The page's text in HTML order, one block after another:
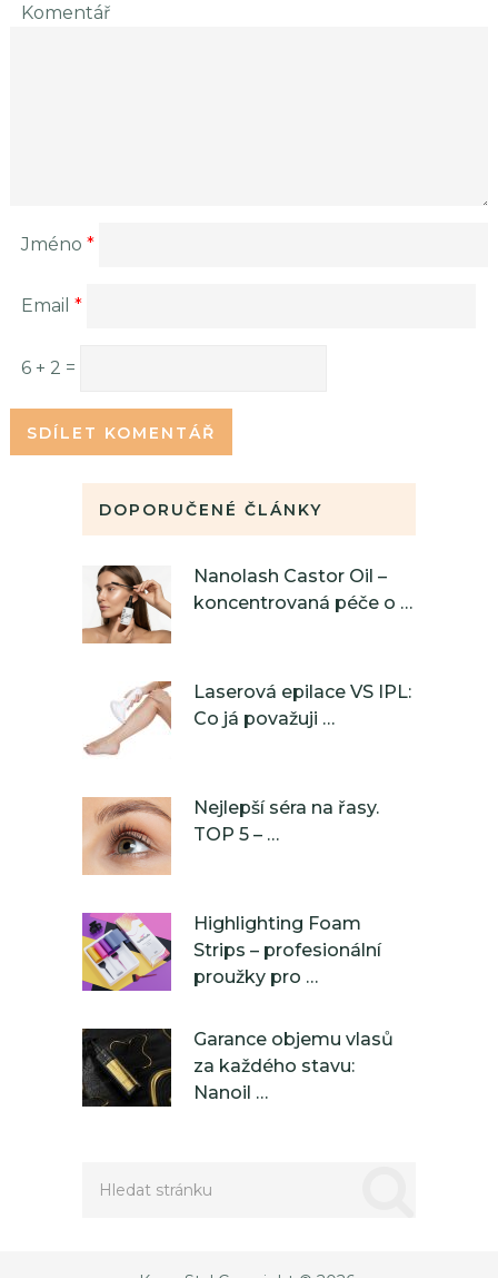
Komentář
Jméno *
Email *
6 + 2 =
DOPORUČENÉ ČLÁNKY
Nanolash Castor Oil –
koncentrovaná péče o …
Laserová epilace VS IPL:
Co já považuji …
Nejlepší séra na řasy.
TOP 5 – …
Highlighting Foam
Strips – profesionální
proužky pro …
Garance objemu vlasů
za každého stavu:
Nanoil …